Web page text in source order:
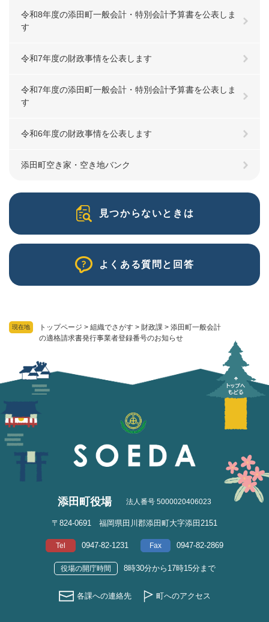
現在地 トップページ > 組織でさがす > 財政課 > 添田町一般会計
の適格請求書発行事業者登録番号のお知らせ
令和8年度の添田町一般会計・特別会計予算書を公表しま
す
令和7年度の財政事情を公表します
令和7年度の添田町一般会計・特別会計予算書を公表しま
す
令和6年度の財政事情を公表します
添田町空き家・空き地バンク
見つからないときは
よくある質問と回答
添田町役場 法人番号 5000020406023
〒824-0691 福岡県田川郡添田町大字添田2151
Tel 0947-82-1231 Fax 0947-82-2869
役場の開庁時間 8時30分から17時15分まで
各課への連絡先 町へのアクセス